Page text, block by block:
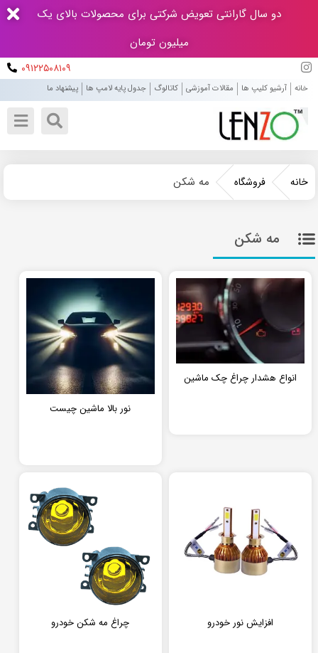
دو سال گارانتی تعویض شرکتی برای محصولات بالای یک
میلیون تومان
۰۹۱۲۲۵۰۸۱۰۹
خانه آرشیو کلیپ ها مقالات آموزشی کاتالوگ جدول پایه لامپ ها پیشنهاد ما
خانه فروشگاه مه شکن
مه شکن
انواع هشدار چراغ چک ماشین
نور بالا ماشین چیست
افزایش نور خودرو چراغ مه شکن خودرو